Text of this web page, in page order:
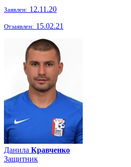
Заявлен: 12.11.20
Отзаявлен: 15.02.21
Данила Кравченко
Защитник